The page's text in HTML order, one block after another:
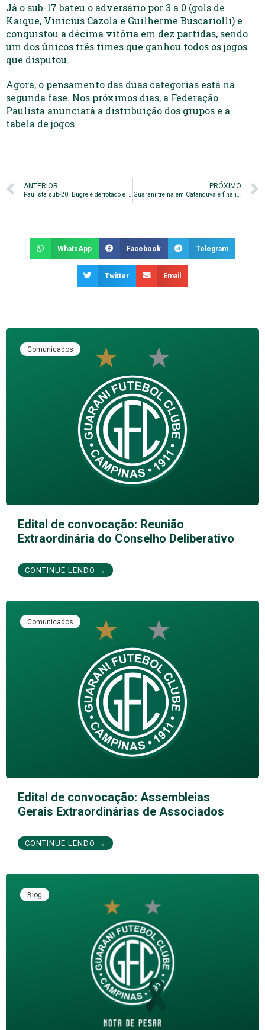
Já o sub-17 bateu o adversário por 3 a 0 (gols de
Kaique, Vinicius Cazola e Guilherme Buscariolli) e
conquistou a décima vitória em dez partidas, sendo
um dos únicos três times que ganhou todos os jogos
que disputou.
Agora, o pensamento das duas categorias está na
segunda fase. Nos próximos dias, a Federação
Paulista anunciará a distribuição dos grupos e a
tabela de jogos.
ANTERIOR
Paulista sub-20: Bugre é derrotado e perde invencibilidade
PRÓXIMO
Guarani treina em Catanduva e finaliza preparação para duelo com o Novorizontino
WhatsApp Facebook Telegram
Twitter Email
Comunicados
Edital de convocação: Reunião
Extraordinária do Conselho Deliberativo
CONTINUE LENDO →
Comunicados
Edital de convocação: Assembleias
Gerais Extraordinárias de Associados
CONTINUE LENDO →
Blog